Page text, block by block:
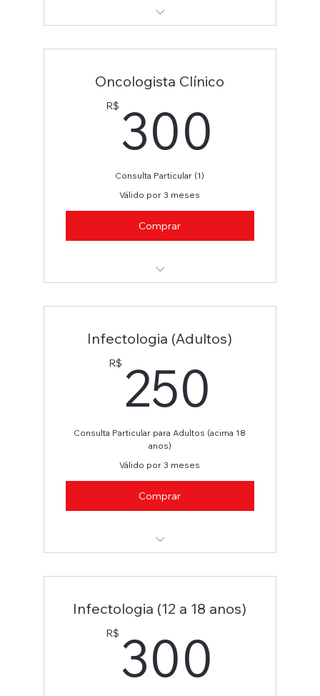
Oncologista Clínico
R$ 300
Consulta Particular (1)
Válido por 3 meses
Comprar
Infectologia (Adultos)
R$ 250
Consulta Particular para Adultos (acima 18
anos)
Válido por 3 meses
Comprar
Infectologia (12 a 18 anos)
R$ 300